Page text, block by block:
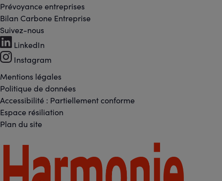
Prévoyance entreprises
Bilan Carbone Entreprise
Footer
-
Réseaux
sociaux
Suivez-nous
LinkedIn
Instagram
Footer
-
Liens
légaux
Mentions légales
Politique de données
Accessibilité : Partiellement conforme
Espace résiliation
Plan du site
Footer